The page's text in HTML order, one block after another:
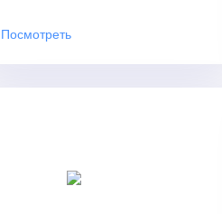
Посмотреть